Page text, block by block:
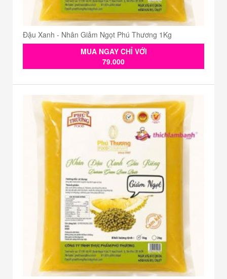
Đậu Xanh - Nhân Giảm Ngọt Phú Thương 1Kg
MUA NGAY CHỈ VỚI
79.000